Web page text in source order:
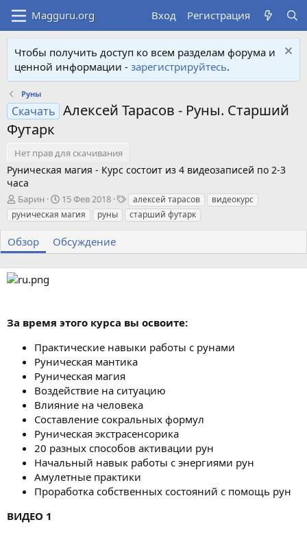
Вход Регистрация
Чтобы получить доступ ко всем разделам форума и
ценной информации - зарегистрируйтесь.
Руны
Скачать Алексей Тарасов - Руны. Старший
Футарк
Нет прав для скачивания
Руническая магия - Курс состоит из 4 видеозаписей по 2-3
часа
А
в
т
о
р
Барин
Д
а
т
а
с
и
15 Фев 2018
Т
е
г
алексей тарасов
видеокурс
руническая магия
руны старший футарк
Обзор Обсуждение
За время этого курса вы освоите:
Практические навыки работы с рунами
Руническая мантика
Руническая магия
Воздействие на ситуацию
Влияние на человека
Составление сокральных формул
Руническая экстрасенсорика
20 разных способов активации рун
Начальный навык работы с энергиями рун
Амулетные практики
Проработка собственных состояний с помощь рун
ВИДЕО 1